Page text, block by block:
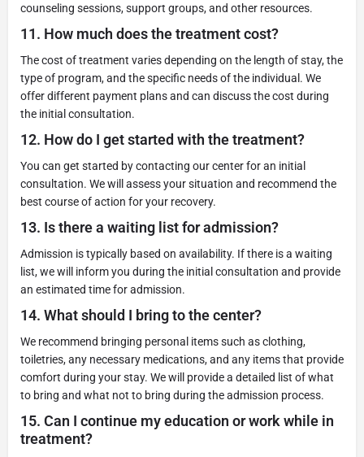
counseling sessions, support groups, and other resources.
11. How much does the treatment cost?
The cost of treatment varies depending on the length of stay, the
type of program, and the specific needs of the individual. We
offer different payment plans and can discuss the cost during
the initial consultation.
12. How do I get started with the treatment?
You can get started by contacting our center for an initial
consultation. We will assess your situation and recommend the
best course of action for your recovery.
13. Is there a waiting list for admission?
Admission is typically based on availability. If there is a waiting
list, we will inform you during the initial consultation and provide
an estimated time for admission.
14. What should I bring to the center?
We recommend bringing personal items such as clothing,
toiletries, any necessary medications, and any items that provide
comfort during your stay. We will provide a detailed list of what
to bring and what not to bring during the admission process.
15. Can I continue my education or work while in
treatment?